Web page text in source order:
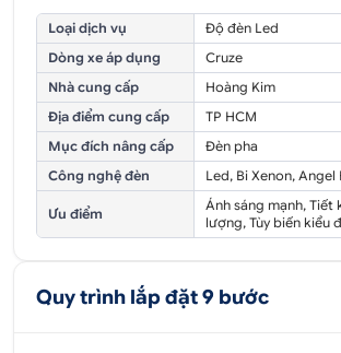
Loại dịch vụ
Độ đèn Led
Dòng xe áp dụng
Cruze
Nhà cung cấp
Hoàng Kim
Địa điểm cung cấp
TP HCM
Mục đích nâng cấp
Đèn pha
Công nghệ đèn
Led, Bi Xenon, Angel
Ưu điểm
Ánh sáng mạnh, Tiết
lượng, Tùy biến kiểu
Quy trình lắp đặt 9 bước